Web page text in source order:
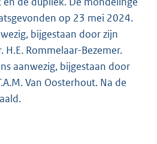
op 23 mei 2024.
bijgestaan door zijn
H.E. Rommelaar-Bezemer.
aanwezig, bijgestaan door
Van Oosterhout. Na de